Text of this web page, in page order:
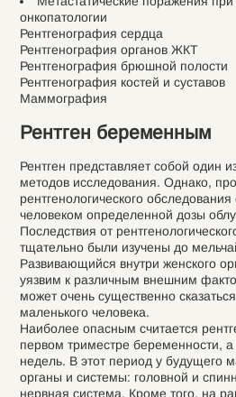
онкопатологии
Рентгенография сердца
Рентгенография органов ЖКТ
Рентгенография брюшной полости
Рентгенография костей и суставов
Маммография
Рентген беременным
Рентген представляет собой один
методов исследования. Однако,
рентгенологического
человеком определенной дозы
Последствия от
тщательно были изучены до
Развивающийся внутри женского
уязвим к различным внешним
может очень существенно
маленького человека.
Наиболее опасным считается
первом триместре беременности,
недель. В этот период у
органы и системы: головной и
нервная система. Кроме того, на